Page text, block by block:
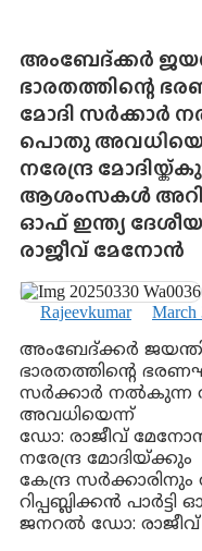
അംബേദ്ക്കർ
ഭാരതത്തിന്റെ
മോദി
പൊതു
നരേന്ദ്ര
ആശംസകൾ
ഓഫ് ഇന്ത്യ
രാജീവ് മേനോൻ
Rajeevkumar March
അംബേദ്ക്കർ
ഭാരതത്തിന്റെ
സർക്കാർ
അവധിയെന്ന്
ഡോ: രാജീവ്
നരേന്ദ്ര മോദിയ്ക്കും
കേന്ദ്ര
റിപ്പബ്ലിക്കൻ
ജനറൽ ഡോ: